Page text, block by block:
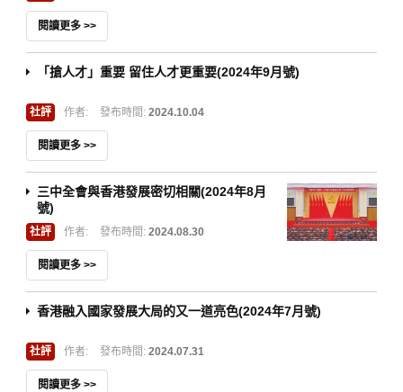
閱讀更多 >>
「搶人才」重要 留住人才更重要(2024年9月號)
社評 作者: 發布時間: 2024.10.04
閱讀更多 >>
三中全會與香港發展密切相關(2024年8月
號)
社評 作者: 發布時間: 2024.08.30
閱讀更多 >>
香港融入國家發展大局的又一道亮色(2024年7月號)
社評 作者: 發布時間: 2024.07.31
閱讀更多 >>